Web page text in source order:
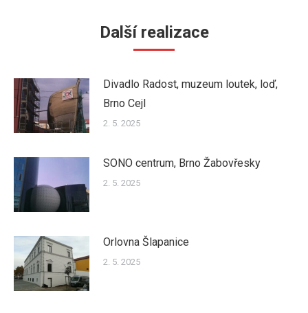
Další realizace
Divadlo Radost, muzeum loutek, loď,
Brno Cejl
2. 5. 2025
SONO centrum, Brno Žabovřesky
2. 5. 2025
Orlovna Šlapanice
2. 5. 2025